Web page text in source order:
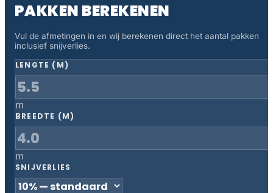
PAKKEN BEREKENEN
Vul de afmetingen in en wij berekenen direct het aantal pakken
inclusief snijverlies.
LENGTE (M)
m
BREEDTE (M)
m
SNIJVERLIES